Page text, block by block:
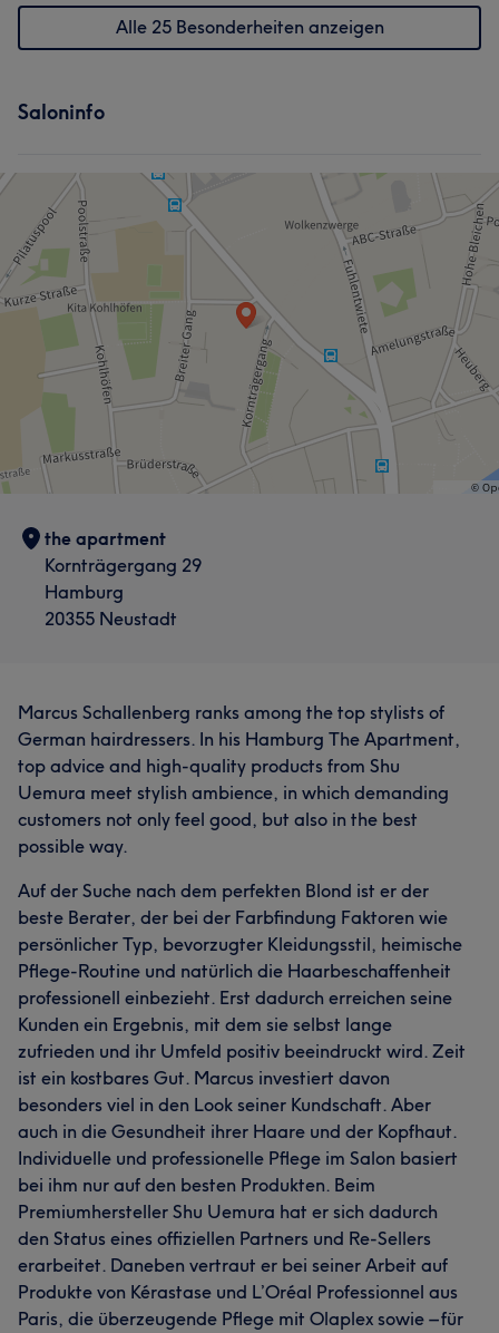
Alle 25 Besonderheiten anzeigen
Saloninfo
the apartment
Kornträgergang 29
Hamburg
20355 Neustadt
Marcus Schallenberg ranks among the top stylists of
German hairdressers. In his Hamburg The Apartment,
top advice and high-quality products from Shu
Uemura meet stylish ambience, in which demanding
customers not only feel good, but also in the best
possible way.
Auf der Suche nach dem perfekten Blond ist er der
beste Berater, der bei der Farbfindung Faktoren wie
persönlicher Typ, bevorzugter Kleidungsstil, heimische
Pflege-Routine und natürlich die Haarbeschaffenheit
professionell einbezieht. Erst dadurch erreichen seine
Kunden ein Ergebnis, mit dem sie selbst lange
zufrieden und ihr Umfeld positiv beeindruckt wird. Zeit
ist ein kostbares Gut. Marcus investiert davon
besonders viel in den Look seiner Kundschaft. Aber
auch in die Gesundheit ihrer Haare und der Kopfhaut.
Individuelle und professionelle Pflege im Salon basiert
bei ihm nur auf den besten Produkten. Beim
Premiumhersteller Shu Uemura hat er sich dadurch
den Status eines offiziellen Partners und Re-Sellers
erarbeitet. Daneben vertraut er bei seiner Arbeit auf
Produkte von Kérastase und L’Oréal Professionnel aus
Paris, die überzeugende Pflege mit Olaplex sowie – für